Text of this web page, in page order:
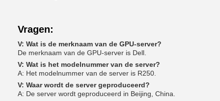
Vragen:
V: Wat is de merknaam van de GPU-server?
De merknaam van de GPU-server is Dell.
V: Wat is het modelnummer van de server?
A: Het modelnummer van de server is R250.
V: Waar wordt de server geproduceerd?
A: De server wordt geproduceerd in Beijing, China.